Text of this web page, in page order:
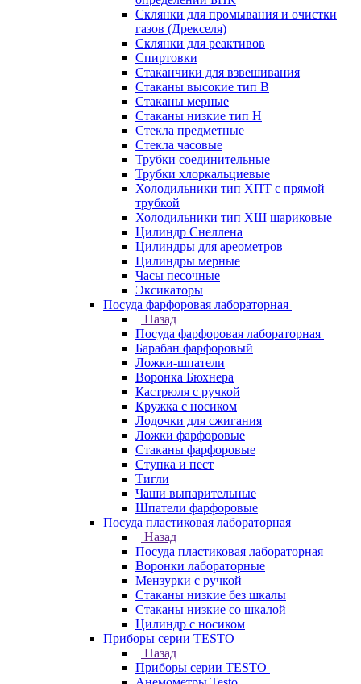
Склянки для промывания и очистки
газов (Дрекселя)
Склянки для реактивов
Спиртовки
Стаканчики для взвешивания
Стаканы высокие тип В
Стаканы мерные
Стаканы низкие тип Н
Стекла предметные
Стекла часовые
Трубки соединительные
Трубки хлоркальциевые
Холодильники тип ХПТ с прямой
трубкой
Холодильники тип ХШ шариковые
Цилиндр Снеллена
Цилиндры для ареометров
Цилиндры мерные
Часы песочные
Эксикаторы
Посуда фарфоровая лабораторная
Назад
Посуда фарфоровая лабораторная
Барабан фарфоровый
Ложки-шпатели
Воронка Бюхнера
Кастрюля с ручкой
Кружка с носиком
Лодочки для сжигания
Ложки фарфоровые
Стаканы фарфоровые
Ступка и пест
Тигли
Чаши выпарительные
Шпатели фарфоровые
Посуда пластиковая лабораторная
Назад
Посуда пластиковая лабораторная
Воронки лабораторные
Мензурки с ручкой
Стаканы низкие без шкалы
Стаканы низкие со шкалой
Цилиндр с носиком
Приборы серии TESTO
Назад
Приборы серии TESTO